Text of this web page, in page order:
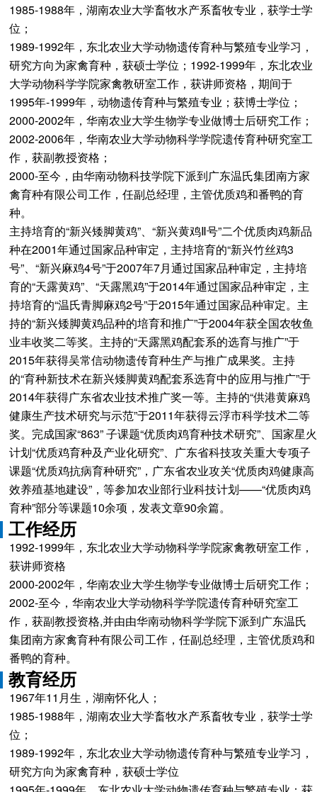
1985-1988年，湖南农业大学畜牧水产系畜牧专业，获学士学
位；
1989-1992年，东北农业大学动物遗传育种与繁殖专业学习，
研究方向为家禽育种，获硕士学位；1992-1999年，东北农业
大学动物科学学院家禽教研室工作，获讲师资格，期间于
1995年-1999年，动物遗传育种与繁殖专业；获博士学位；
2000-2002年，华南农业大学生物学专业做博士后研究工作；
2002-2006年，华南农业大学动物科学学院遗传育种研究室工
作，获副教授资格；
2000-至今，由华南动物科技学院下派到广东温氏集团南方家
禽育种有限公司工作，任副总经理，主管优质鸡和番鸭的育
种。
主持培育的“新兴矮脚黄鸡”、“新兴黄鸡Ⅱ号”二个优质肉鸡新品
种在2001年通过国家品种审定，主持培育的“新兴竹丝鸡3
号”、“新兴麻鸡4号”于2007年7月通过国家品种审定，主持培
育的“天露黄鸡”、“天露黑鸡”于2014年通过国家品种审定，主
持培育的“温氏青脚麻鸡2号”于2015年通过国家品种审定。主
持的“新兴矮脚黄鸡品种的培育和推广”于2004年获全国农牧鱼
业丰收奖二等奖。主持的“天露黑鸡配套系的选育与推广”于
2015年获得吴常信动物遗传育种生产与推广成果奖。主持
的“育种新技术在新兴矮脚黄鸡配套系选育中的应用与推广”于
2014年获得广东省农业技术推广奖一等。主持的“供港黄麻鸡
健康生产技术研究与示范”于2011年获得云浮市科学技术二等
奖。完成国家“863” 子课题“优质肉鸡育种技术研究”、国家星火
计划“优质鸡育种及产业化研究”、广东省科技攻关重大专项子
课题“优质鸡抗病育种研究”，广东省农业攻关“优质肉鸡健康高
效养殖基地建设”，等参加农业部行业科技计划——“优质肉鸡
育种”部分等课题10余项，发表文章90余篇。
工作经历
1992-1999年，东北农业大学动物科学学院家禽教研室工作，
获讲师资格
2000-2002年，华南农业大学生物学专业做博士后研究工作；
2002-至今，华南农业大学动物科学学院遗传育种研究室工
作，获副教授资格,并由由华南动物科学学院下派到广东温氏
集团南方家禽育种有限公司工作，任副总经理，主管优质鸡和
番鸭的育种。
教育经历
1967年11月生，湖南怀化人；
1985-1988年，湖南农业大学畜牧水产系畜牧专业，获学士学
位；
1989-1992年，东北农业大学动物遗传育种与繁殖专业学习，
研究方向为家禽育种，获硕士学位